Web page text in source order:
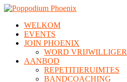
WELKOM
EVENTS
JOIN PHOENIX
WORD VRIJWILLIGER
AANBOD
REPETITIERUIMTES
BANDCOACHING